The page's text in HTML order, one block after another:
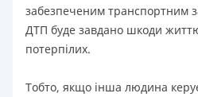
забезпеченим транспортним
ДТП буде завдано шкоди
потерпілих.
Тобто, якщо інша людина